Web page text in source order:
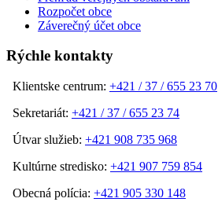
Rozpočet obce
Záverečný účet obce
Rýchle kontakty
Klientske centrum: +421 / 37 / 655 23 70
Sekretariát: +421 / 37 / 655 23 74
Útvar služieb: +421 908 735 968
Kultúrne stredisko: +421 907 759 854
Obecná polícia: +421 905 330 148